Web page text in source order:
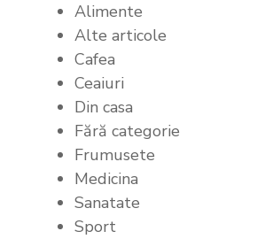
Alimente
Alte articole
Cafea
Ceaiuri
Din casa
Fără categorie
Frumusete
Medicina
Sanatate
Sport